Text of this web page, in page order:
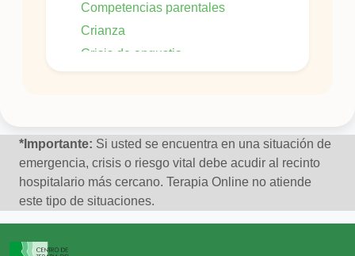
Competencias parentales
Crianza
Crisis de angustia
Fobia social
Impulsividad
Irritabilidad
Miedo
*Importante: Si usted se encuentra en una situación de
emergencia, crisis o riesgo vital debe acudir al recinto
hospitalario más cercano. Terapia Online no atiende
este tipo de situaciones.